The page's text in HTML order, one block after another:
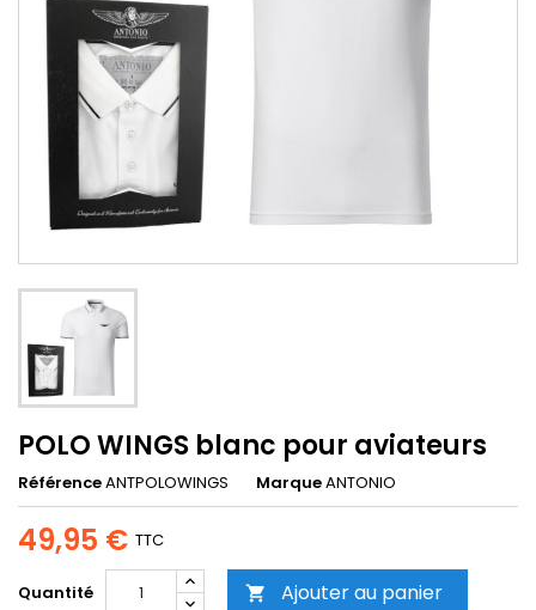
POLO WINGS blanc pour aviateurs
RéférenceANTPOLOWINGS MarqueANTONIO
49,95 € TTC
Quantité  Ajouter au panier